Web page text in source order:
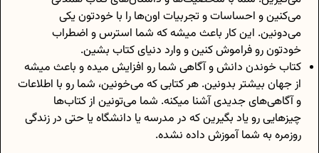
می‌کنین و احساسات و تجربیات اون‌ها را با خودتون یکی
می‌دونین. این کار باعث میشه که شما استرس و اضطراب
خودتون رو فراموش کنین و وارد دنیای کتاب بشین.
کتاب خوندن دانش و آگاهی شما رو افزایش میده و باعث میشه
از جهان بیشتر بدونین. هر کتابی که می‌خونین، شما رو با اطلاعات
و آگاهی‌های جدیدی آشنا میکنه. شما می‌تونین از کتاب‌ها
چیزهایی رو یاد بگیرین که در مدرسه یا دانشگاه یا حتی در زندگی
روزمره به شما آموزش داده نشده.